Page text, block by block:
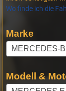
Wo finde ich die
Marke
Modell &